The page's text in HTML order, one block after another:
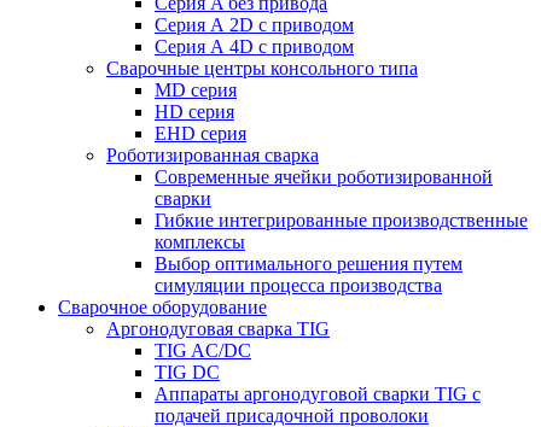
Серия А 2D с приводом
Серия А 4D с приводом
Сварочные центры консольного типа
MD серия
HD серия
EHD серия
Роботизированная сварка
Современные ячейки роботизированной
сварки
Гибкие интегрированные производственные
комплексы
Выбор оптимального решения путем
симуляции процесса производства
Сварочное оборудование
Аргонодуговая сварка TIG
TIG AC/DC
TIG DC
Аппараты аргонодуговой сварки TIG с
подачей присадочной проволоки